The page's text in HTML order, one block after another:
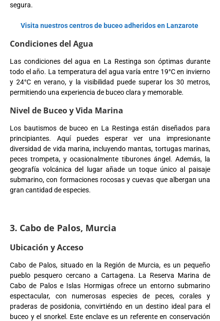
segura.
Visita nuestros centros de buceo adheridos en Lanzarote
Condiciones del Agua
Las condiciones del agua en La Restinga son óptimas durante
todo el año. La temperatura del agua varía entre 19°C en invierno
y 24°C en verano, y la visibilidad puede superar los 30 metros,
permitiendo una experiencia de buceo clara y memorable.
Nivel de Buceo y Vida Marina
Los bautismos de buceo en La Restinga están diseñados para
principiantes. Aquí puedes esperar ver una impresionante
diversidad de vida marina, incluyendo mantas, tortugas marinas,
peces trompeta, y ocasionalmente tiburones ángel. Además, la
geografía volcánica del lugar añade un toque único al paisaje
submarino, con formaciones rocosas y cuevas que albergan una
gran cantidad de especies.
3. Cabo de Palos, Murcia
Ubicación y Acceso
Cabo de Palos, situado en la Región de Murcia, es un pequeño
pueblo pesquero cercano a Cartagena. La Reserva Marina de
Cabo de Palos e Islas Hormigas ofrece un entorno submarino
espectacular, con numerosas especies de peces, corales y
praderas de posidonia, convirtiéndo en un destino ideal para el
buceo y el snorkel. Este enclave es un referente en conservación